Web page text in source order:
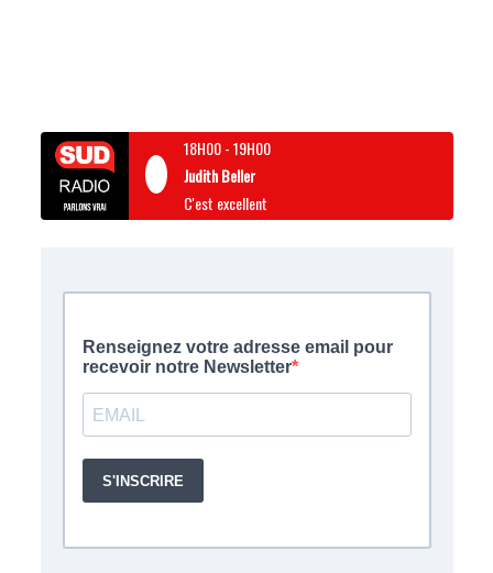
18H00-19H00
Judith Beller
C'est excellent